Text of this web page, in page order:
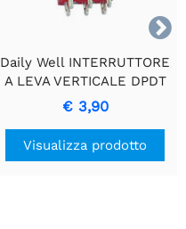

Daily Well INTERRUTTORE
A LEVA VERTICALE DPDT
ON-ON
€ 3,90
Visualizza prodotto